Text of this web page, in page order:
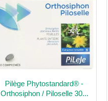
Pilège Phytostandard® -
Orthosiphon / Piloselle 30...